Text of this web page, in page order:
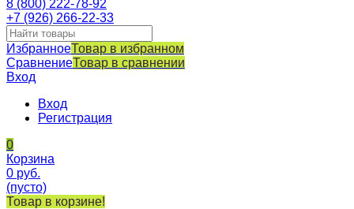
8 (800) 222-78-92
+7 (926) 266-22-33
ИзбранноеТовар в избранном
СравнениеТовар в сравнении
Вход
Вход
Регистрация
0
Корзина
0 руб.
(пусто)
Товар в корзине!